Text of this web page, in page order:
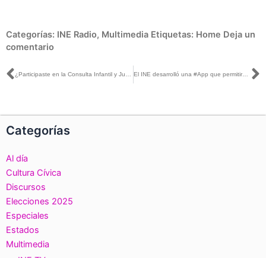
Categorías: INE Radio, Multimedia Etiquetas: Home Deja un
comentario
Ant El INE desarrolló una #App que permitirá a los partidos afiliar, ratificar o refrendar a sus militantes
Categorías
Al día
Cultura Cívica
Discursos
Elecciones 2025
Especiales
Estados
Multimedia